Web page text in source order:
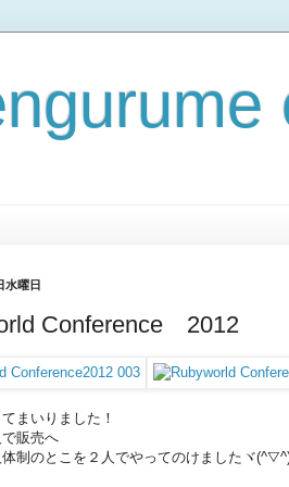
水曜日
Conference 2012
まいりました！
販売へ
制のとこを２人でやってのけましたヾ